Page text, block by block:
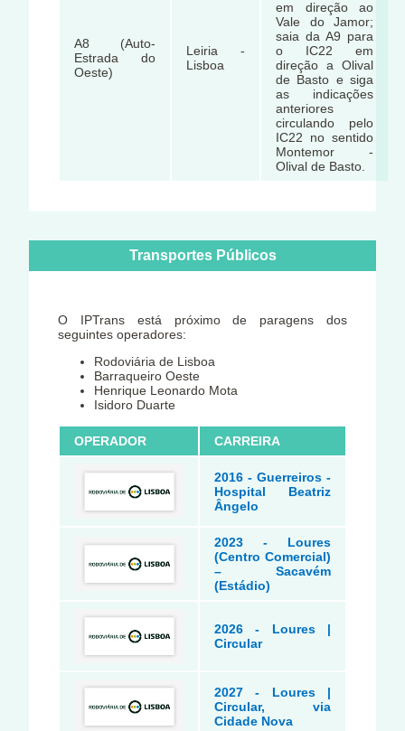
A8 (Auto-
Estrada do
Oeste)
Leiria -
Lisboa
em direção ao
Vale do Jamor;
saia da A9 para
o IC22 em
direção a Olival
de Basto e siga
as indicações
anteriores
circulando pelo
IC22 no sentido
Montemor -
Olival de Basto.
Transportes Públicos
O IPTrans está próximo de paragens dos
seguintes operadores:
Rodoviária de Lisboa
Barraqueiro Oeste
Henrique Leonardo Mota
Isidoro Duarte
OPERADOR CARREIRA
2016 - Guerreiros -
Hospital Beatriz
Ângelo
2023 - Loures
(Centro Comercial)
– Sacavém
(Estádio)
2026 - Loures |
Circular
2027 - Loures |
Circular, via
Cidade Nova